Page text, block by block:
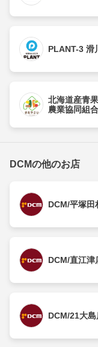
PLANT-3 滑
北海道産青
農業協同組
DCMの他のお店
DCM/平塚田
DCM/直江津
DCM/21大島